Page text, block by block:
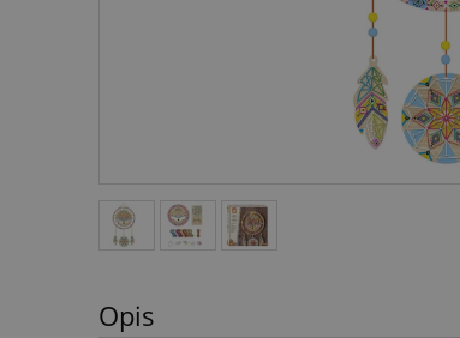
Opis